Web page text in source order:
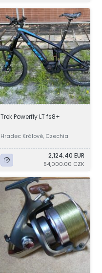
Trek Powerfly LT fs8+
Hradec Králové, Czechia
2,124.40 EUR
54,000.00 CZK